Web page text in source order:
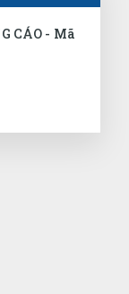
nha
CÁO - Mã